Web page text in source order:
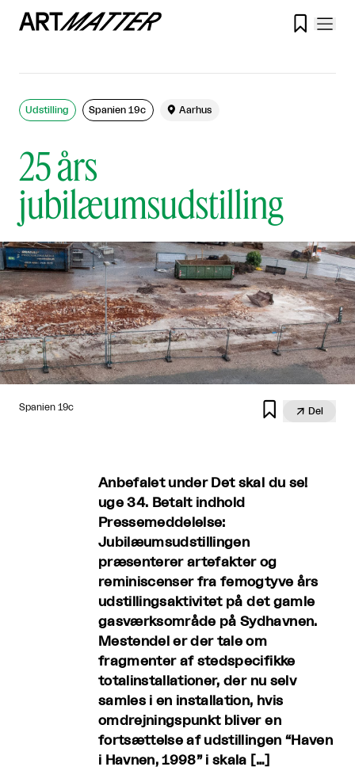

25 års
jubilæumsudstilling
Udstilling Spanien 19c  Aarhus
Spanien 19c   Del
Anbefalet under Det skal du se!
uge 34. Betalt indhold
Pressemeddelelse:
Jubilæumsudstillingen
præsenterer artefakter og
reminiscenser fra femogtyve års
udstillingsaktivitet på det gamle
gasværksområde på Sydhavnen.
Mestendel er der tale om
fragmenter af stedspecifikke
totalinstallationer, der nu selv
samles i en installation, hvis
omdrejningspunkt bliver en
fortsættelse af udstillingen “Haven
i Havnen, 1998” i skala […]